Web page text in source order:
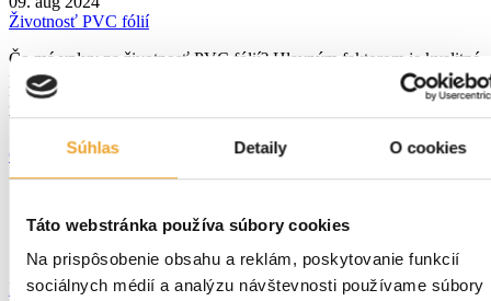
Súhlas Detaily O cookies
Táto webstránka používa súbory cookies
Na prispôsobenie obsahu a reklám, poskytovanie funkcií
sociálnych médií a analýzu návštevnosti používame súbory
Životnosť PVC fólií
Čo má vplyv na životnosť PVC fólií? Hlavným faktorom je kvalitné
prevedenie hydroizolácie a kvalitná fólia. Druhotnými faktormi sú
pravidelná údržba a kontrola takýchto striech, či včasné odstránenie
vád.
Čitať viac
12. apr 2024
Falcovaný plech: výhody, využitie a tipy pre jeho montáž